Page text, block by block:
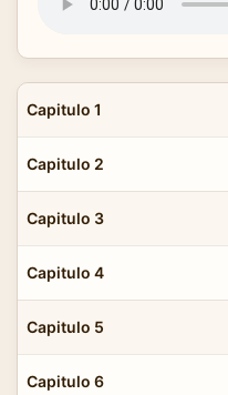
Capitulo 1
Capitulo 2
Capitulo 3
Capitulo 4
Capitulo 5
Capitulo 6